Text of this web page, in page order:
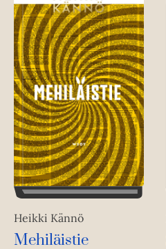
Heikki Kännö
Mehiläistie